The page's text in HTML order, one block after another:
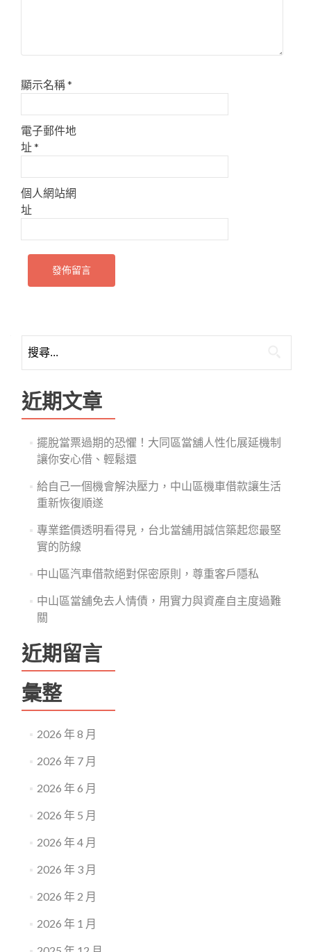
顯示名稱*
電子郵件地
址*
個人網站網
址
尋
鍵
字:
近期文章
擺脫當票過期的恐懼！大同區當舖人性化展延機制
讓你安心借、輕鬆還
給自己一個機會解決壓力，中山區機車借款讓生活
重新恢復順遂
專業鑑價透明看得見，台北當舖用誠信築起您最堅
實的防線
中山區汽車借款絕對保密原則，尊重客戶隱私
中山區當舖免去人情債，用實力與資產自主度過難
關
近期留言
彙整
2026 年 8 月
2026 年 7 月
2026 年 6 月
2026 年 5 月
2026 年 4 月
2026 年 3 月
2026 年 2 月
2026 年 1 月